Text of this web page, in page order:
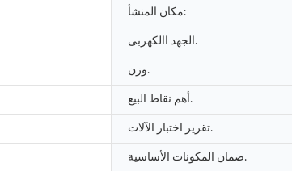
مكان المنشأ:
الجهد االكهربى:
وزن:
أهم نقاط البيع:
تقرير اختبار الآلات:
ضمان المكونات الأساسية: